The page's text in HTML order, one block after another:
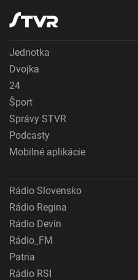
Jednotka
Dvojka
24
Šport
Správy STVR
Podcasty
Mobilné aplikácie
Rádio Slovensko
Rádio Regina
Rádio Devín
Rádio_FM
Patria
Rádio RSI